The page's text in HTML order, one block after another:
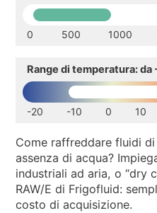
0 500 1000
Range di temperatura: da
-20 -10 0 10
Come raffreddare fluidi
assenza di acqua?
industriali ad aria, o “dry
RAW/E di Frigofluid:
costo di acquisizione.